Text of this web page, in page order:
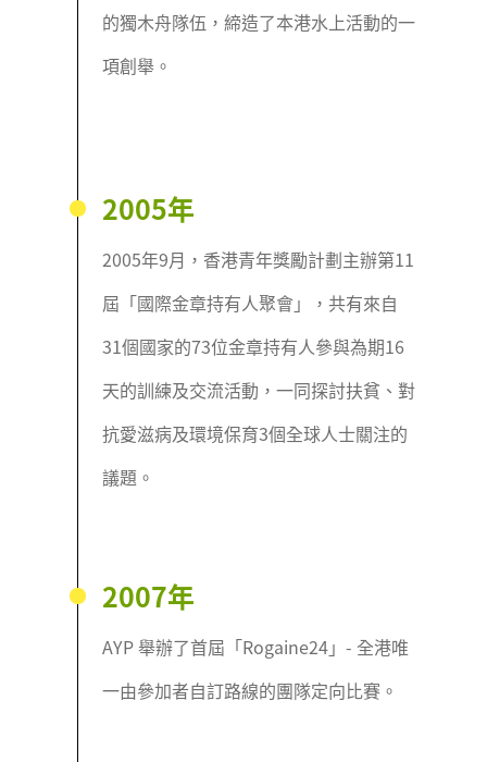
的獨木舟隊伍，締造了本港水上活動的一
項創舉。
2005年
2005年9月，香港青年獎勵計劃主辦第11
屆「國際金章持有人聚會」，共有來自
31個國家的73位金章持有人參與為期16
天的訓練及交流活動，一同探討扶貧、對
抗愛滋病及環境保育3個全球人士關注的
議題。
2007年
AYP 舉辦了首屆「Rogaine24」- 全港唯
一由參加者自訂路線的團隊定向比賽。